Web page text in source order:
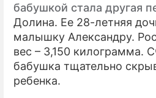
бабушкой стала другая
Долина. Ее 28-летняя
малышку Александру.
вес – 3,150 килограмма.
бабушка тщательно
ребенка.